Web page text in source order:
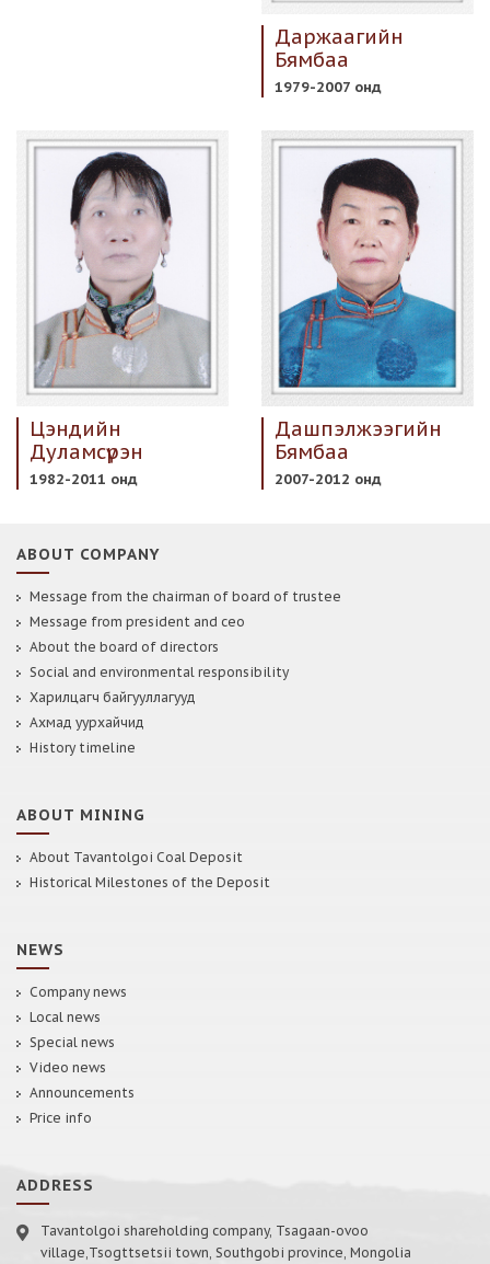
Даржаагийн
Бямбаа
1979-2007 онд
Цэндийн
Дуламсүрэн
1982-2011 онд
Дашпэлжээгийн
Бямбаа
2007-2012 онд
ABOUT COMPANY
Message from the chairman of board of trustee
Message from president and ceo
About the board of directors
Social and environmental responsibility
Харилцагч байгууллагууд
Ахмад уурхайчид
History timeline
ABOUT MINING
About Tavantolgoi Coal Deposit
Historical Milestones of the Deposit
NEWS
Company news
Local news
Special news
Video news
Announcements
Price info
ADDRESS
Tavantolgoi shareholding company, Tsagaan-ovoo
village,Tsogttsetsii town, Southgobi province, Mongolia